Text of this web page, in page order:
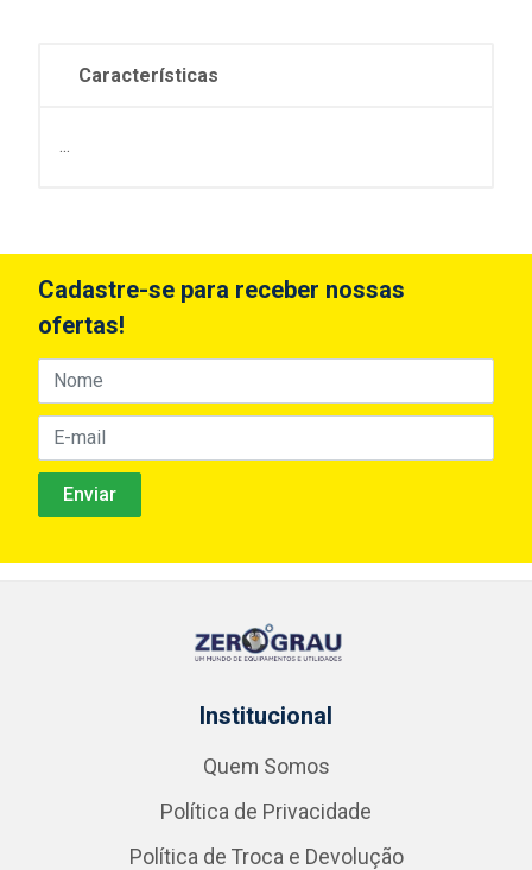
Características
...
Cadastre-se para receber nossas
ofertas!
Institucional
Quem Somos
Política de Privacidade
Política de Troca e Devolução